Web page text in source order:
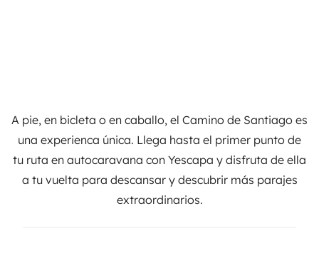
A pie, en bicleta o en caballo, el Camino de Santiago es
una experienca única. Llega hasta el primer punto de
tu ruta en autocaravana con Yescapa y disfruta de ella
a tu vuelta para descansar y descubrir más parajes
extraordinarios.